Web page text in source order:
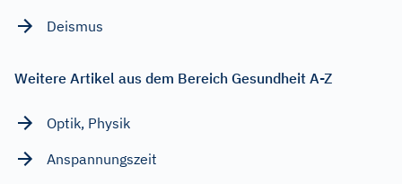
Deismus
Weitere Artikel aus dem Bereich Gesundheit A-Z
Optik, Physik
Anspannungszeit